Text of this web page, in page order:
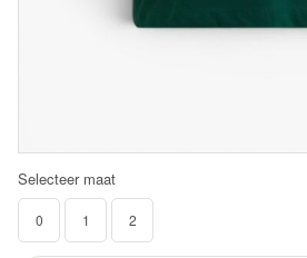
Selecteer maat
0 1 2